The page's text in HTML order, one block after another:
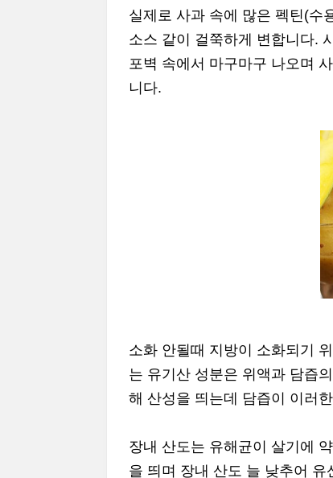
실제로 사과 속에 많은 펙틴(수
소스 같이 걸쭉하게 변합니다.
포벽 속에서 마구마구 나오며
니다.
소화 안될때 지방이 소화되기
는 유기산 성분은 위액과 담즙
해 산성을 띄는데 담즙이 이러
장내 산도는 유해균이 살기에
을 띄며 장내 산도 늘 낮추어